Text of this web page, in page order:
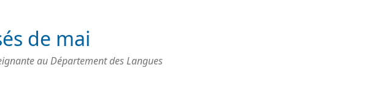
de mai
au Département des Langues